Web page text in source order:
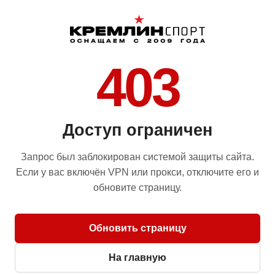
403
Доступ ограничен
Запрос был заблокирован системой защиты сайта.
Если у вас включён VPN или прокси, отключите его и
обновите страницу.
Обновить страницу
На главную